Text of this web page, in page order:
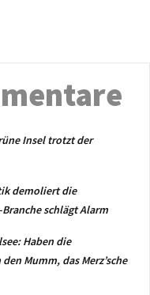
Insel trotzt der
demoliert die
schlägt Alarm
Haben die
Mumm, das Merz’sche